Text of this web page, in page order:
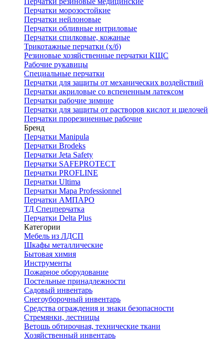
Перчатки морозостойкие
Перчатки нейлоновые
Перчатки обливные нитриловые
Перчатки спилковые, кожаные
Трикотажные перчатки (х/б)
Резиновые хозяйственные перчатки КЩС
Рабочие рукавицы
Специальные перчатки
Перчатки для защиты от механических воздействий
Перчатки акриловые со вспененным латексом
Перчатки рабочие зимние
Перчатки для защиты от растворов кислот и щелочей
Перчатки прорезиненные рабочие
Бренд
Перчатки Manipula
Перчатки Brodeks
Перчатки Jeta Safety
Перчатки SAFEPROTECT
Перчатки PROFLINE
Перчатки Ultima
Перчатки Мара Professionnel
Перчатки АМПАРО
ТД Спецперчатка
Перчатки Delta Plus
Категории
Мебель из ЛДСП
Шкафы металлические
Бытовая химия
Инструменты
Пожарное оборудование
Постельные принадлежности
Садовый инвентарь
Снегоуборочный инвентарь
Средства ограждения и знаки безопасности
Стремянки, лестницы
Ветошь обтирочная, технические ткани
Хозяйственный инвентарь